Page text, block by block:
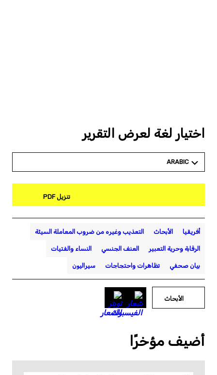
اختيار لغة لعرض التقرير
ARABIC
تنزيل PDF
أفريقيا الأبحاث التعذيب وغيره من ضروب المعاملة السيئة
الرقابة وحرية التعبير العنف الجنسي النساء والفتيات
بيان صحفي تظاهرات واحتجاجات سيراليون
الأبحاث
أضيف مؤخرًا